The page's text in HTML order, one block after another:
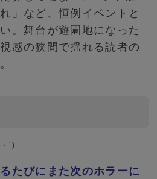
」など、恒例イベントと
。舞台が遊園地になった
感の狭間で揺れる読者の
´)
たびにまた次のホラーに